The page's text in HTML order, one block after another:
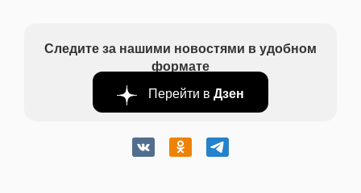
Следите за нашими новостями в удобном
формате
Перейти в Дзен